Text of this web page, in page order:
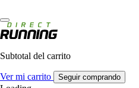
Subtotal del carrito
Ver mi carrito Seguir comprando